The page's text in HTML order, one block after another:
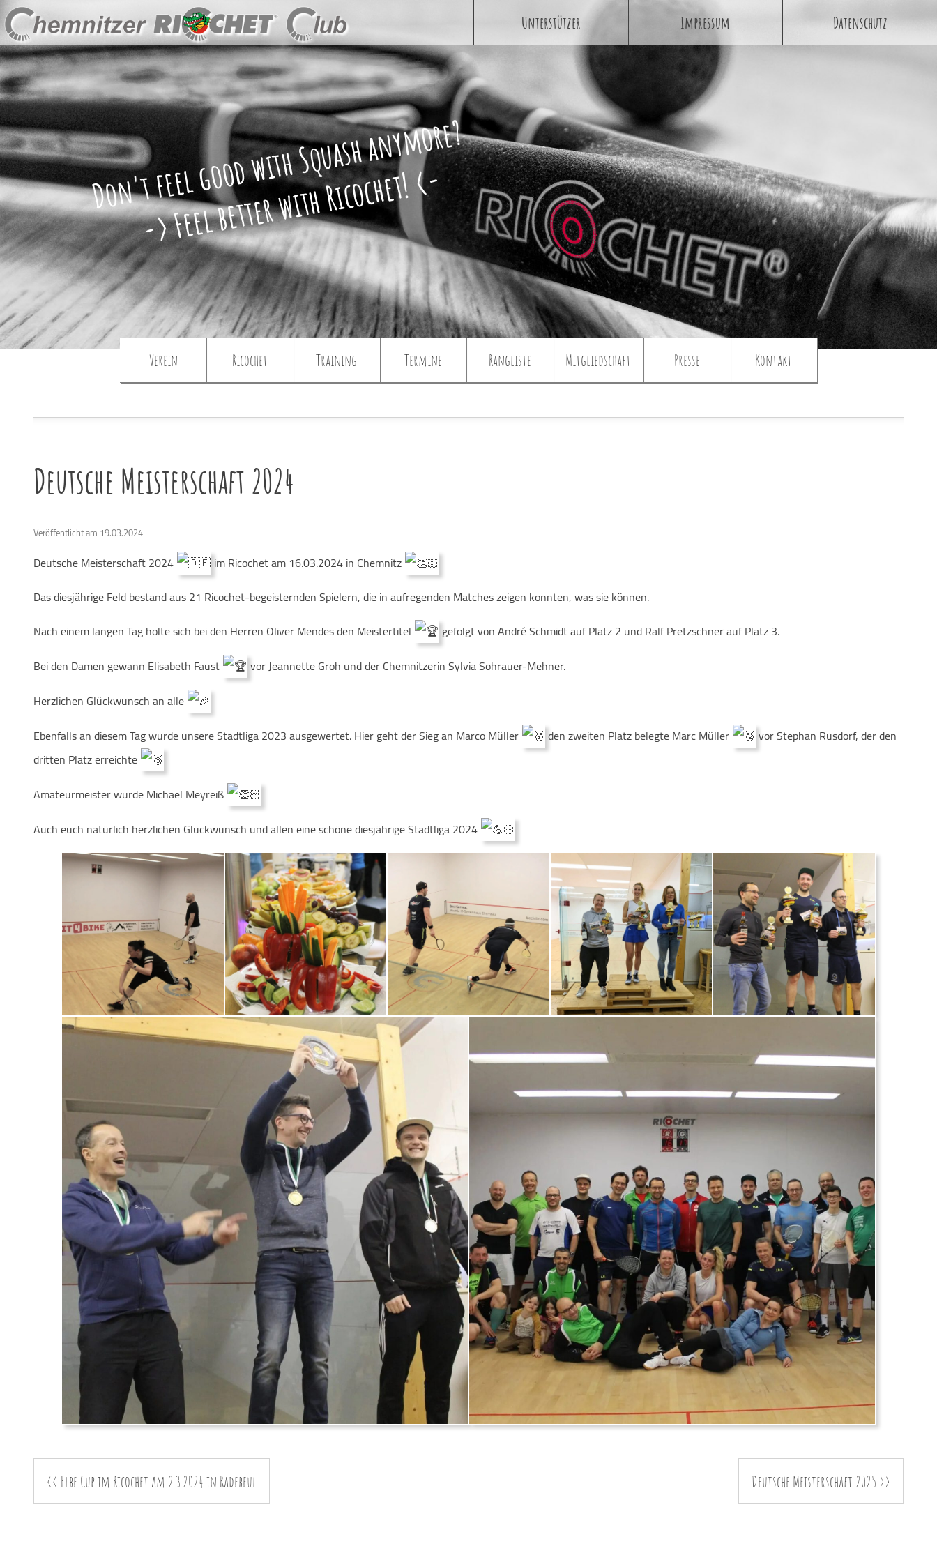
Unterstützer Impressum Datenschutz
Don't feel good with Squash anymore?
-> Feel better with Ricochet! <-
Verein Ricochet Training Termine Rangliste Mitgliedschaft Presse Kontakt
Deutsche Meisterschaft 2024
Veröffentlicht am 19.03.2024
Deutsche Meisterschaft 2024
im Ricochet am 16.03.2024 in Chemnitz
Das diesjährige Feld bestand aus 21 Ricochet-begeisternden Spielern, die in aufregenden Matches zeigen konnten, was sie können.
Nach einem langen Tag holte sich bei den Herren Oliver Mendes den Meistertitel
gefolgt von André Schmidt auf Platz 2 und Ralf Pretzschner auf Platz 3.
Bei den Damen gewann Elisabeth Faust
vor Jeannette Groh und der Chemnitzerin Sylvia Sohrauer-Mehner.
Herzlichen Glückwunschan alle
Ebenfalls an diesem Tag wurde unsere Stadtliga 2023 ausgewertet. Hier geht der Sieg an Marco Müller
den zweiten Platz belegte Marc Müller
vor Stephan Rusdorf, der den
dritten Platz erreichte
Amateurmeister wurde Michael Meyreiß
Auch euch natürlich herzlichen Glückwunsch und allen eine schöne diesjährige Stadtliga 2024
<< Elbe Cup im Ricochet am 2.3.2024 in Radebeul Deutsche Meisterschaft 2025 >>